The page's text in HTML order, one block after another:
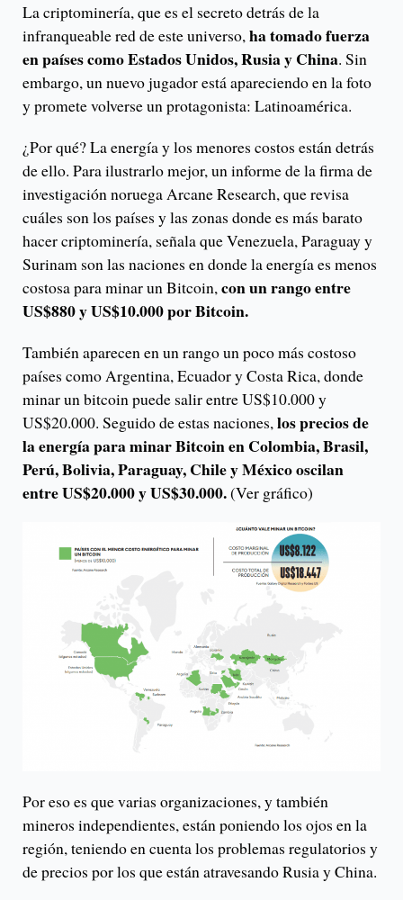
La criptominería, que es el secreto detrás de la
infranqueable red de este universo,ha tomado fuerza
en países como Estados Unidos, Rusia y China. Sin
embargo, un nuevo jugador está apareciendo en la foto
y promete volverse un protagonista: Latinoamérica.
¿Por qué? La energía y los menores costos están detrás
de ello. Para ilustrarlo mejor, un informe de la firma de
investigación noruega Arcane Research, que revisa
cuáles son los países y las zonas donde es más barato
hacer criptominería, señala que Venezuela, Paraguay y
Surinam son las naciones en donde la energía es menos
costosa para minar un Bitcoin,con un rango entre
US$880 y US$10.000 por Bitcoin.
También aparecen en un rango un poco más costoso
países como Argentina, Ecuador y Costa Rica, donde
minar un bitcoin puede salir entre US$10.000 y
US$20.000. Seguido de estas naciones,los precios de
la energía para minar Bitcoin en Colombia, Brasil,
Perú, Bolivia, Paraguay, Chile y México oscilan
entre US$20.000 y US$30.000.(Ver gráfico)
Por eso es que varias organizaciones, y también
mineros independientes, están poniendo los ojos en la
región, teniendo en cuenta los problemas regulatorios y
de precios por los que están atravesando Rusia y China.